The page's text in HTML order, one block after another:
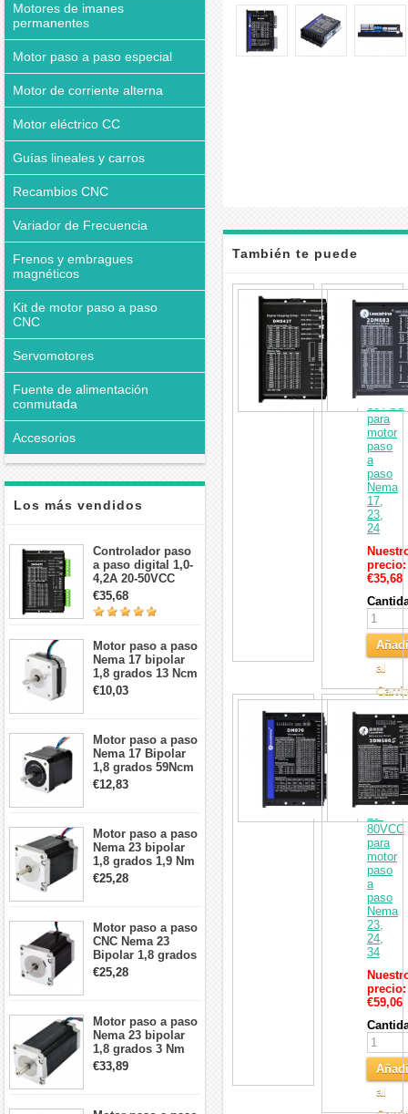
Motores de imanes
permanentes
Motor paso a paso especial
Motor de corriente alterna
Motor eléctrico CC
Guías lineales y carros
Recambios CNC
Variador de Frecuencia
Frenos y embragues
magnéticos
Kit de motor paso a paso
CNC
Servomotores
Fuente de alimentación
conmutada
Accesorios
Los más vendidos
Controlador paso
a paso digital 1,0-
4,2A 20-50VCC
para motor paso a
paso Nema 17, 23,
24
€35,68
Motor paso a paso
Nema 17 bipolar
1,8 grados 13 Ncm
1A 3,5 V
42x42x20mm 4
€10,03
Motor paso a paso
Nema 17 Bipolar
1,8 grados 59Ncm
2A 42x48mm 4
cables compatible
€12,83
Motor paso a paso
Nema 23 bipolar
1,8 grados 1,9 Nm
2,8 A 3,2 V
57x57x76mm 4
€25,28
Motor paso a paso
CNC Nema 23
Bipolar 1,8 grados
1,9 Nm 3A 3,36 V
57x57x76mm 4
€25,28
Motor paso a paso
Nema 23 bipolar
1,8 grados 3 Nm
4,2A 57x57x114mm
motor paso a paso
€33,89
También te puede
interesar
paso
a
paso
digital
1,0-
4,2A
20-
50VCC
para
motor
paso
a
paso
Nema
17,
23,
24
precio:
€35,68
al
paso
a
paso
digital
0,5-
7,0A
20-
80VCC
para
motor
paso
a
paso
Nema
23,
24,
34
precio:
€59,06
al